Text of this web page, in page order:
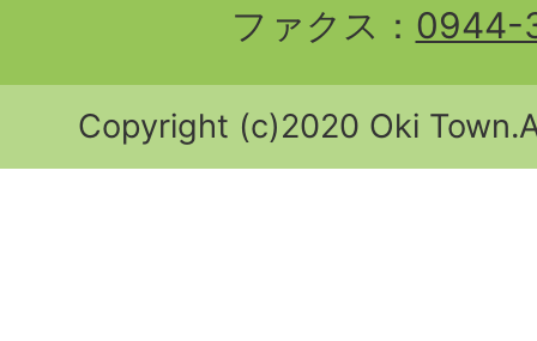
ファクス： 0944-
Copyright (c)2020 Oki